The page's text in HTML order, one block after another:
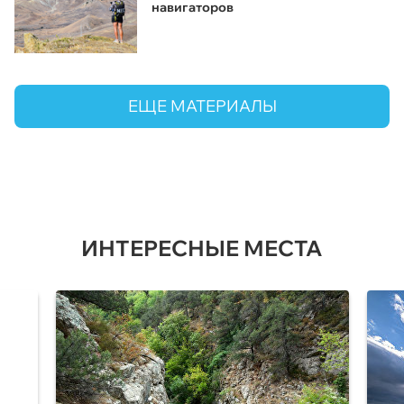
навигаторов
ЕЩЕ МАТЕРИАЛЫ
ИНТЕРЕСНЫЕ МЕСТА